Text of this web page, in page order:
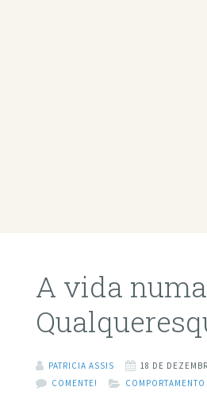
A vida
PATRICIA ASSIS
18 DE
COMENTE!
COMPORTAMENTO